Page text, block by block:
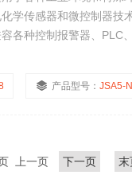
学传感器和微控制器
各种控制报警器、PLC
产品型号：JSA5-
上一页 下一页 末